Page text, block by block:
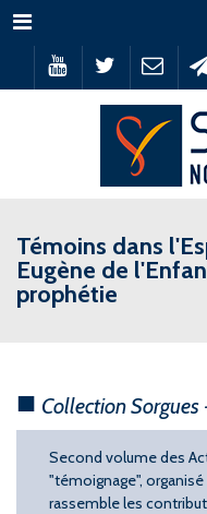
Menu
Témoins dans
Eugène de
prophétie
Collection
Second volume des
"témoignage",
rassemble les